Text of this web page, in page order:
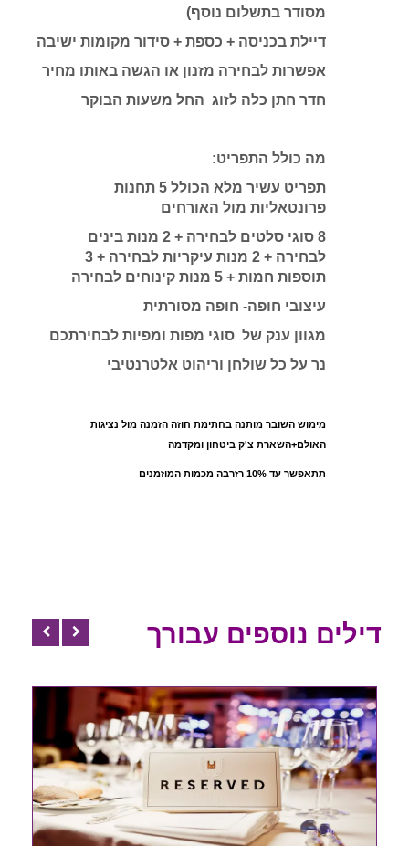
מסודר בתשלום נוסף)
דיילת בכניסה + כספת + סידור מקומות ישיבה
אפשרות לבחירה מזנון או הגשה באותו מחיר
חדר חתן כלה לזוג החל משעות הבוקר
מה כולל התפריט:
תפריט עשיר מלא הכולל 5 תחנות
פרונטאליות מול האורחים
8 סוגי סלטים לבחירה + 2 מנות בינים
לבחירה + 2 מנות עיקריות לבחירה + 3
תוספות חמות + 5 מנות קינוחים לבחירה
עיצובי חופה- חופה מסורתית
מגוון ענק של סוגי מפות ומפיות לבחירתכם
נר על כל שולחן וריהוט אלטרנטיבי
מימוש השובר מותנה בחתימת חוזה הזמנה מול נציגות
האולם+השארת צ'ק ביטחון ומקדמה
תתאפשר עד 10% רזרבה מכמות המוזמנים
דילים נוספים עבורך